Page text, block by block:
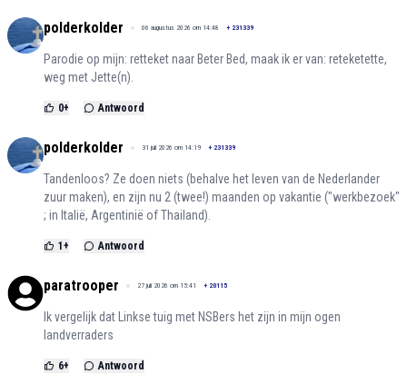
polderkolder 06 augustus 2026 om 14:48 + 231339
Parodie op mijn: retteket naar Beter Bed, maak ik er van: reteketette,
weg met Jette(n).
0+ Antwoord
polderkolder 31 juli 2026 om 14:19 + 231339
Tandenloos? Ze doen niets (behalve het leven van de Nederlander
zuur maken), en zijn nu 2 (twee!) maanden op vakantie ("werkbezoek"
; in Italië, Argentinië of Thailand).
1+ Antwoord
paratrooper 27 juli 2026 om 15:41 + 20115
Ik vergelijk dat Linkse tuig met NSBers het zijn in mijn ogen
landverraders
6+ Antwoord